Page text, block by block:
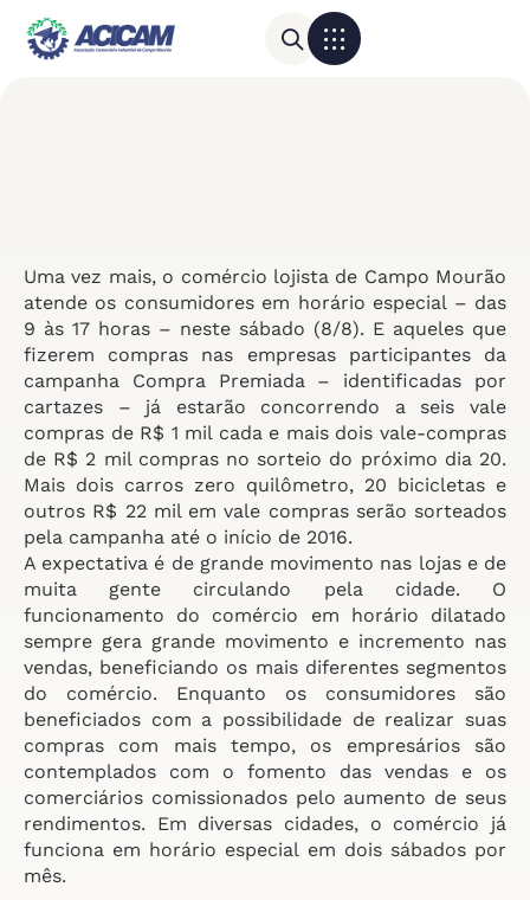
Uma vez mais, o comércio lojista de Campo Mourão
atende os consumidores em horário especial – das
9 às 17 horas – neste sábado (8/8). E aqueles que
fizerem compras nas empresas participantes da
campanha Compra Premiada – identificadas por
cartazes – já estarão concorrendo a seis vale
compras de R$ 1 mil cada e mais dois vale-compras
de R$ 2 mil compras no sorteio do próximo dia 20.
Mais dois carros zero quilômetro, 20 bicicletas e
outros R$ 22 mil em vale compras serão sorteados
pela campanha até o início de 2016.
A expectativa é de grande movimento nas lojas e de
muita gente circulando pela cidade. O
funcionamento do comércio em horário dilatado
sempre gera grande movimento e incremento nas
vendas, beneficiando os mais diferentes segmentos
do comércio. Enquanto os consumidores são
beneficiados com a possibilidade de realizar suas
compras com mais tempo, os empresários são
contemplados com o fomento das vendas e os
comerciários comissionados pelo aumento de seus
rendimentos. Em diversas cidades, o comércio já
funciona em horário especial em dois sábados por
mês.